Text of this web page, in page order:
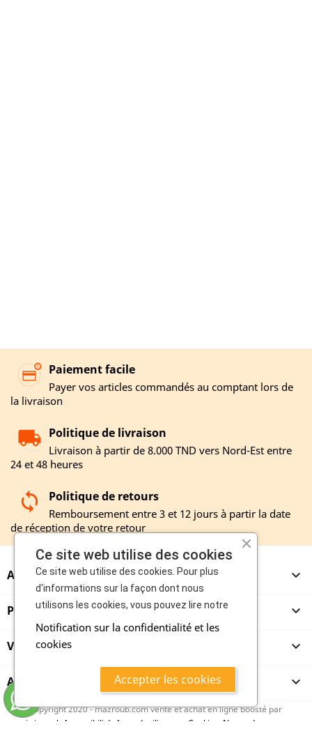
Paiement facile
Payer vos articles commandés au comptant lors de
la livraison
Politique de livraison
Livraison à partir de 8.000 TND vers Nord-Est entre
24 et 48 heures
Politique de retours
Remboursement entre 3 et 12 jours à partir la date
de réception de votre retour
A PROPOS 
PRODUITS 
VENDEURS 
ACHETEURS 
copyright 2020 - mazroub.com vente et achat en ligne boosté par
maitriseweb
Accessibilité Accord utilisateur Cookies Ne vendez pas mes
Ce site web utilise des cookies
Ce site web utilise des cookies. Pour plus
d'informations sur la façon dont nous
utilisons les cookies, vous pouvez lire notre
Notification sur la confidentialité et les
cookies
Accepter les cookies